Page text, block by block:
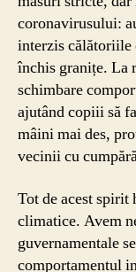
coronavirusului:
interzis călătoriile
închis granițe. La
schimbare
ajutând copiii să
mâini mai des,
vecinii cu
Tot de acest spirit
climatice. Avem
guvernamentale
comportamentul